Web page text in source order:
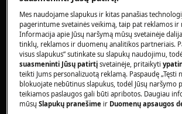
Laisvai stovinti indaplovė
Sprendimas
Užsukite vandens čiaupą.
Patikrinkite, ar aplink durų
žarnas ir jungtis nėra
Priveržkite visas laisvas
Mes naudojame slapukus ir kitas panašias
pagerintume svetainės veikimą, taip pat reklamos ir
Informacija apie Jūsų naršymą mūsų svetainėje
tinklų, reklamos ir duomenų analitikos partneriais.
visus slapukus“ sutinkate su slapukų naudojimu,
suasmeninti Jūsų patirtįsvetainėje, pritaikyti
teikti Jums personalizuotą reklamą. Paspaudę „Tęsti
blokuojate nebūtinus slapukus, todėl Jūsų naršymo
teikiamos paslaugos gali būti apribotos. Daugiau
mūsųSlapukų pranešime ir Duomenų apsaugos